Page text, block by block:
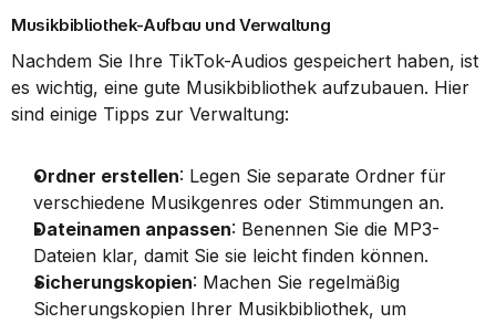
Musikbibliothek-Aufbau und Verwaltung
Nachdem Sie Ihre TikTok-Audios gespeichert haben, ist
es wichtig, eine gute Musikbibliothek aufzubauen. Hier
sind einige Tipps zur Verwaltung:
Ordner erstellen: Legen Sie separate Ordner für
verschiedene Musikgenres oder Stimmungen an.
Dateinamen anpassen: Benennen Sie die MP3-
Dateien klar, damit Sie sie leicht finden können.
Sicherungskopien: Machen Sie regelmäßig
Sicherungskopien Ihrer Musikbibliothek, um